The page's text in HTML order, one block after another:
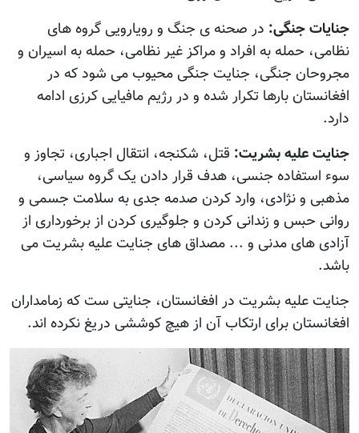
جنایات جنگی:در صحنه ی جنگ و رویارویی گروه های
نظامی، حمله به افراد و مراکز غیر نظامی، حمله به اسیران و
مجروحان جنگی، جنایت جنگی محیوب می شود که در
افغانستان بارها تکرار شده و در رژيم مافیایی کرزی ادامه
دارد.
جنایت علیه بشریت:قتل، شکنجه، انتقال اجباری، تجاوز و
سوء استفاده جنسی، هدف قرار دادن یک گروه سیاسی،
مذهبی و نژادی، وارد کردن صدمه جدی به سلامت جسمی و
روانی حبس و زندانی کردن و جلوگیری کردن از برخورداری از
آزادی های مدنی و ... مصداق های جنایت علیه بشریت می
باشد.
جنایت علیه بشریت در افغانستان، جنایتی ست که زمامداران
افغانستان برای ارتکاب آن از هیچ کوششی دریغ نکرده اند.